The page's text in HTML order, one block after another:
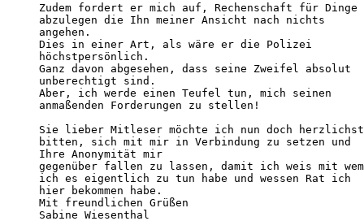
Zudem fordert er mich auf, Rechenschaft für Dinge
abzulegen die Ihn meiner Ansicht nach nichts
angehen.
Dies in einer Art, als wäre er die Polizei
höchstpersönlich.
Ganz davon abgesehen, dass seine Zweifel absolut
unberechtigt sind.
Aber, ich werde einen Teufel tun, mich seinen
anmaßenden Forderungen zu stellen!
Sie lieber Mitleser möchte ich nun doch
bitten, sich mit mir in Verbindung zu setzen und
Ihre Anonymität mir
gegenüber fallen zu lassen, damit ich weis mit
ich es eigentlich zu tun habe und wessen Rat ich
hier bekommen habe.
Mit freundlichen Grüßen
Sabine Wiesenthal